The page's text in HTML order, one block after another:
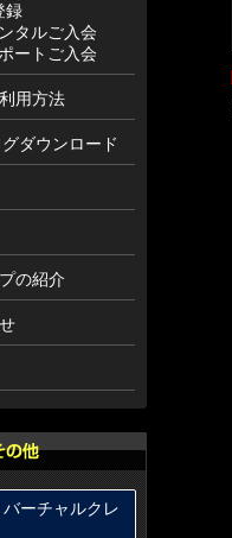
録
タルご入会
ートご入会
用方法
ダウンロード
の紹介
ーチャルクレ